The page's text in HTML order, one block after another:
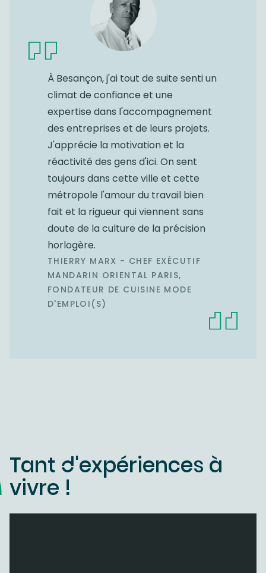
À Besançon, j'ai tout de suite senti un
climat de confiance et une
expertise dans l'accompagnement
des entreprises et de leurs projets.
J'apprécie la motivation et la
réactivité des gens d'ici. On sent
toujours dans cette ville et cette
métropole l'amour du travail bien
fait et la rigueur qui viennent sans
doute de la culture de la précision
horlogère.
THIERRY MARX - CHEF EXÉCUTIF
MANDARIN ORIENTAL PARIS,
FONDATEUR DE CUISINE MODE
D'EMPLOI(S)
Tant d'expériences à
vivre !